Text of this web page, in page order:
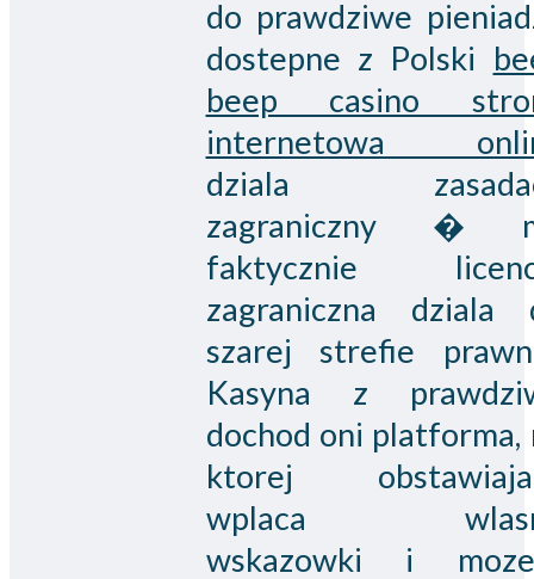
do prawdziwe
dostepne z Polski
beep casino
internetowa
dziala
zagraniczny �
faktycznie
zagraniczna dziala
szarej strefie
Kasyna z
dochod oni platforma,
ktorej
wplaca
wskazowki i